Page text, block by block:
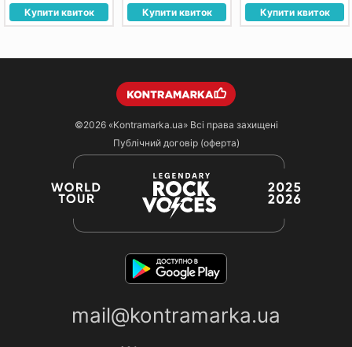
Купити квиток Купити квиток Купити квиток
©2026 «Kontramarka.ua»Всі права захищені
Публічний договір (оферта)
mail@kontramarka.ua